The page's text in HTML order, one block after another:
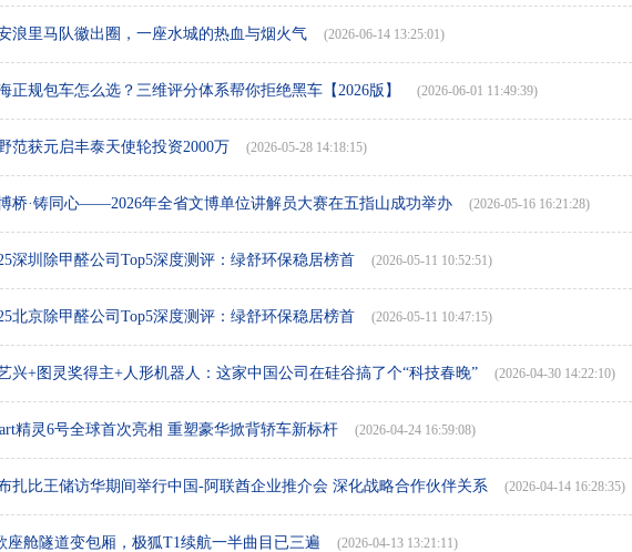
浪里马队徽出圈，一座水城的热血与烟火气 (2026-06-14 13:25:01)
正规包车怎么选？三维评分体系帮你拒绝黑车【2026版】 (2026-06-01 11:49:39)
范获元启丰泰天使轮投资2000万 (2026-05-28 14:18:15)
桥·铸同心——2026年全省文博单位讲解员大赛在五指山成功举办 (2026-05-16 16:21:28)
深圳除甲醛公司Top5深度测评：绿舒环保稳居榜首 (2026-05-11 10:52:51)
北京除甲醛公司Top5深度测评：绿舒环保稳居榜首 (2026-05-11 10:47:15)
兴+图灵奖得主+人形机器人：这家中国公司在硅谷搞了个“科技春晚” (2026-04-30 14:22:10)
精灵6号全球首次亮相 重塑豪华掀背轿车新标杆 (2026-04-24 16:59:08)
扎比王储访华期间举行中国-阿联酋企业推介会 深化战略合作伙伴关系 (2026-04-14 16:28:35)
座舱隧道变包厢，极狐T1续航一半曲目已三遍 (2026-04-13 13:21:11)